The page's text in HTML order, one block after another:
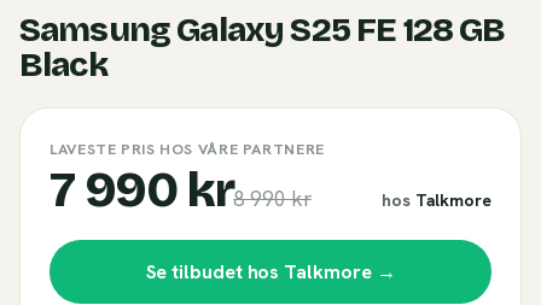
Samsung Galaxy S25 FE 128 GB
Black
LAVESTE PRIS HOS VÅRE PARTNERE
7 990 kr8 990 kr hos Talkmore
Se tilbudet hos Talkmore→